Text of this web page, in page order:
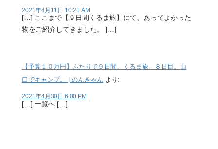
2021年4月11日 10:21 AM
[…] ここまで【９日間くるま旅】にて、あってよかった
物をご紹介してきました。 […]
【予算１０万円】ふたりで９日間、くるま旅。８日目。山
口でキャンプ。 | のんきゃん より:
2021年4月30日 6:00 PM
[…] 一覧へ […]